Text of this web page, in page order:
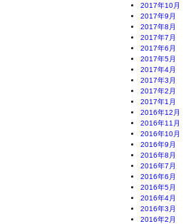
2017年10月
2017年9月
2017年8月
2017年7月
2017年6月
2017年5月
2017年4月
2017年3月
2017年2月
2017年1月
2016年12月
2016年11月
2016年10月
2016年9月
2016年8月
2016年7月
2016年6月
2016年5月
2016年4月
2016年3月
2016年2月